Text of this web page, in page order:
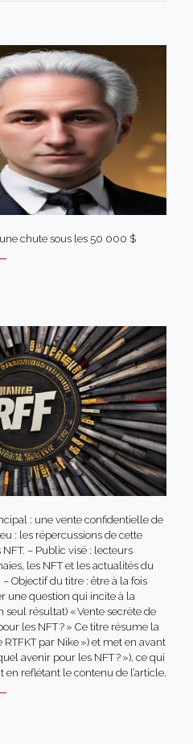
chute sous les 50 000 $
: une vente confidentielle de
: les répercussions de cette
– Public visé : lecteurs
les NFT et les actualités du
Objectif du titre : être à la fois
une question qui incite à la
seul résultat) « Vente secrète de
les NFT ? » Ce titre résume la
par Nike ») et met en avant
avenir pour les NFT ? »), ce qui
en reflétant le contenu de l’article.